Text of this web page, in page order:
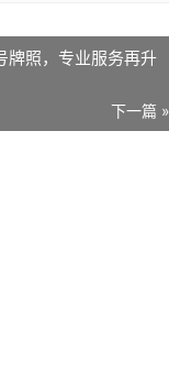
牌照，专业服务再升
下一篇 »